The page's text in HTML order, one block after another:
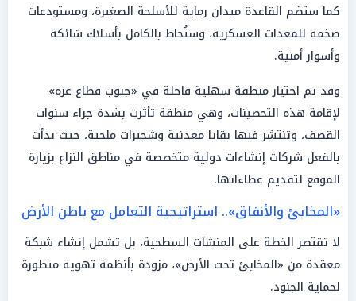
كما ستضم القاعدة ميدان رماية للأسلحة الصغيرة، ومستودعات
ضخمة للمعدات العسكرية، وستُحاط بالكامل بأسلاك شائكة
وأسوار أمنية.
وقد تم اختيار منطقة سهلية قاحلة في «جنوب قطاع غزة»
لإقامة هذه التحصينات، وهي منطقة تأثرت بشدة جراء سنوات
القصف، وتنتشر فيها بقايا معدنية وشجيرات ملحية، حيث بدأت
بالفعل شركات إنشاءات دولية متخصصة في مناطق النزاع بزيارة
الموقع لتقديم عطاءاتها.
«المخابئ والأنفاق».. استراتيجية التعامل مع باطن الأرض
لا تقتصر الخطة على المنشآت السطحية، بل تشمل إنشاء شبكة
معقدة من «المخابئ تحت الأرض»، مزودة بأنظمة تهوية متطورة
لحماية الجنود.